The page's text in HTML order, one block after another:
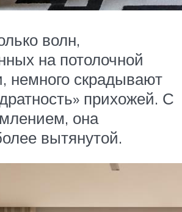
волн,
на потолочной
немного скрадывают
прихожей. С
она
вытянутой.